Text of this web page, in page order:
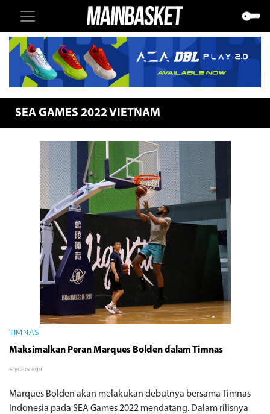
SEA GAMES 2022 VIETNAM
TIMNAS
Maksimalkan Peran Marques Bolden dalam Timnas
4 years ago
Marques Bolden akan melakukan debutnya bersama Timnas
Indonesia pada SEA Games 2022 mendatang. Dalam rilisnya